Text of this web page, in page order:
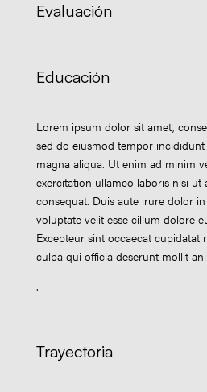
Evaluación
Educación
Lorem ipsum dolor sit amet,
sed do eiusmod tempor
magna aliqua. Ut enim ad minim
exercitation ullamco laboris nisi ut
consequat. Duis aute irure dolor
voluptate velit esse cillum dolore
Excepteur sint occaecat
culpa qui officia deserunt mollit
.
Trayectoria